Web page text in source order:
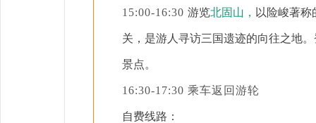
15:00-16:30 游览北固山， 以险峻著
关， 是游人寻访三国遗迹的向往之地。
景点。
16:30-17:30 乘车返回游轮
自费线路：